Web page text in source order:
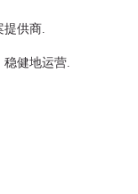
提供商.
稳健地运营.